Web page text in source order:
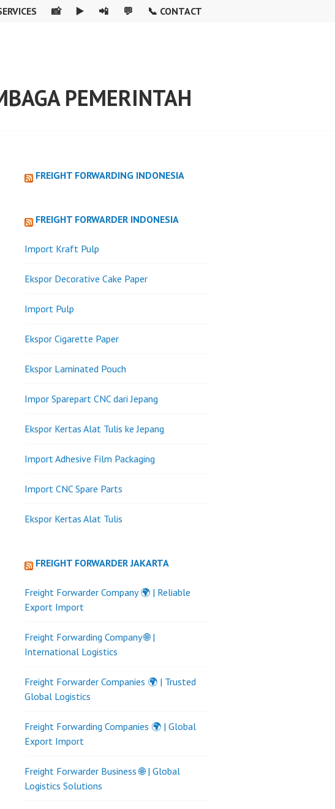
📸 ▶️ 📲 💬 📞 CONTACT
PEMERINTAH
FREIGHT FORWARDING INDONESIA
FREIGHT FORWARDER INDONESIA
Import Kraft Pulp
Ekspor Decorative Cake Paper
Import Pulp
Ekspor Cigarette Paper
Ekspor Laminated Pouch
Impor Sparepart CNC dari Jepang
Ekspor Kertas Alat Tulis ke Jepang
Import Adhesive Film Packaging
Import CNC Spare Parts
Ekspor Kertas Alat Tulis
FREIGHT FORWARDER JAKARTA
Freight Forwarder Company 🌍 | Reliable
Export Import
Freight Forwarding Company 🌐 |
International Logistics
Freight Forwarder Companies 🌍 | Trusted
Global Logistics
Freight Forwarding Companies 🌍 | Global
Export Import
Freight Forwarder Business 🌐 | Global
Logistics Solutions